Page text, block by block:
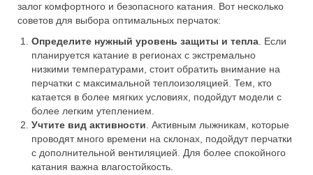
залог комфортного и безопасного катания. Вот несколько
советов для выбора оптимальных перчаток:
Определите нужный уровень защиты и тепла . Если
планируется катание в регионах с экстремально
низкими температурами, стоит обратить внимание на
перчатки с максимальной теплоизоляцией. Тем, кто
катается в более мягких условиях, подойдут модели с
более легким утеплением.
Учтите вид активности . Активным лыжникам, которые
проводят много времени на склонах, подойдут перчатки
с дополнительной вентиляцией. Для более спокойного
катания важна влагостойкость.